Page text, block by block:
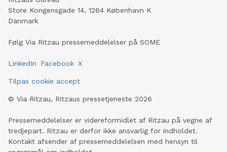
Store Kongensgade 14, 1264 København K
Danmark
Følg Via Ritzau pressemeddelelser på SOME
LinkedIn Facebook X
Tilpas cookie accept
© Via Ritzau, Ritzaus pressetjeneste 2026
Pressemeddelelser er videreformidlet af Ritzau på vegne af
tredjepart. Ritzau er derfor ikke ansvarlig for indholdet.
Kontakt afsender af pressemeddelelsen med hensyn til